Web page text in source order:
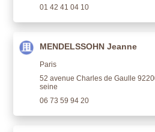
01 42 41 04 10
MENDELSSOHN Jeanne
Paris
52 avenue Charles de Gaulle
seine
06 73 59 94 20